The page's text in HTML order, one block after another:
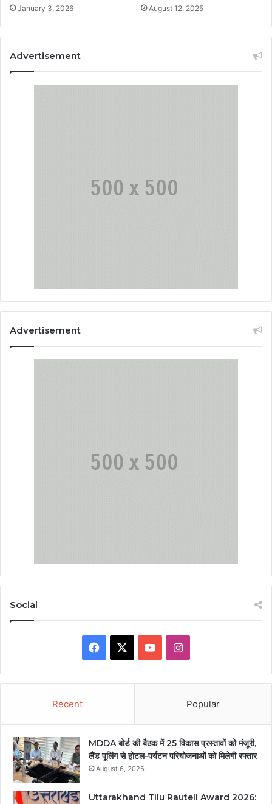
January 3, 2026 August 12, 2025
Advertisement
Advertisement
Social
Facebook YouTubeInstagram
Recent Popular
MDDA बोर्ड की बैठक में 25 विकास प्रस्तावों को मंजूरी,
लैंड पूलिंग से होटल-पर्यटन परियोजनाओं को मिलेगी रफ्तार
August 6, 2026
Uttarakhand Tilu Rauteli Award 2026: